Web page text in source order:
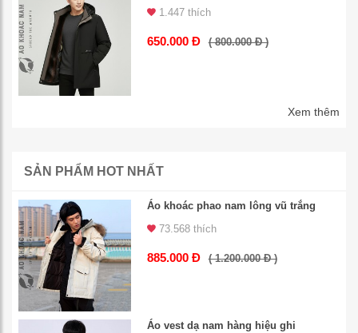
1.447 thích
650.000 Đ ( 800.000 Đ )
Xem thêm
SẢN PHẨM HOT NHẤT
Áo khoác phao nam lông vũ trắng
73.568 thích
885.000 Đ ( 1.200.000 Đ )
Áo vest dạ nam hàng hiệu ghi